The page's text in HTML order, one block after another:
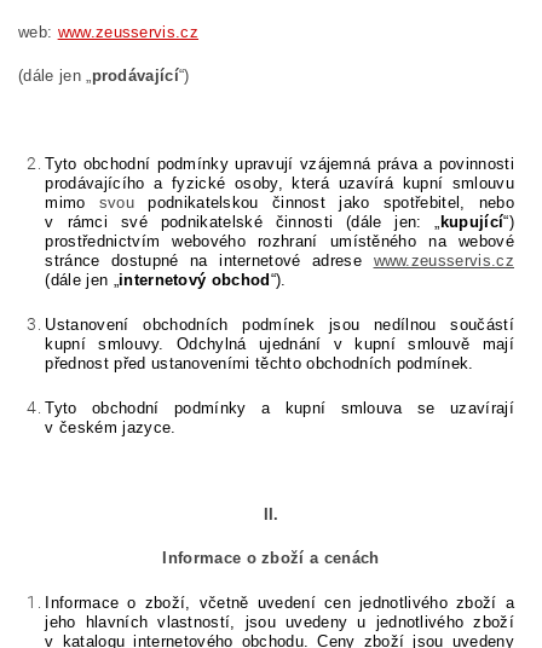
web: www.zeusservis.cz
(dále jen „prodávající“)
Tyto obchodní podmínky upravují vzájemná práva a povinnosti
prodávajícího a fyzické osoby, která uzavírá kupní smlouvu
mimo svou podnikatelskou činnost jako spotřebitel, nebo
v rámci své podnikatelské činnosti (dále jen: „ kupující“)
prostřednictvím webového rozhraní umístěného na webové
stránce dostupnéna internetové adrese
www.zeusservis.cz
(dále jen „internetový obchod “).
Ustanovení obchodních podmínek jsou nedílnou součástí
kupní smlouvy. Odchylná ujednání v kupní smlouvě mají
přednost před ustanoveními těchto obchodních podmínek.
Tyto obchodní podmínky a kupní smlouva se uzavírají
v českém jazyce.
II.
Informace o zboží a cenách
Informace o zboží, včetně uvedení cen jednotlivého zboží a
jeho hlavních vlastností, jsou uvedeny u jednotlivého zboží
v katalogu internetového obchodu. Ceny zboží jsou uvedeny